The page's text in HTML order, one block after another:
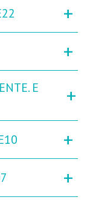
+
+
E
+
+
+